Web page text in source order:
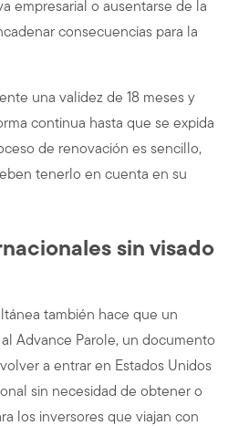
empresarial o ausentarse de la
consecuencias para la
una validez de 18 meses y
continua hasta que se expida
de renovación es sencillo,
tenerlo en cuenta en su
sin visado
también hace que un
Advance Parole, un documento
a entrar en Estados Unidos
sin necesidad de obtener o
los inversores que viajan con